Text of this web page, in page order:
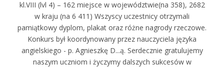
kl.VIII (lvl 4) – 162 miejsce w województwie(na 358), 2682
w kraju (na 6 411) Wszyscy uczestnicy otrzymali
pamiątkowy dyplom, plakat oraz różne nagrody rzeczowe.
Konkurs był koordynowany przez nauczyciela języka
angielskiego - p. Agnieszkę D...ą. Serdecznie gratulujemy
naszym uczniom i życzymy dalszych sukcesów w